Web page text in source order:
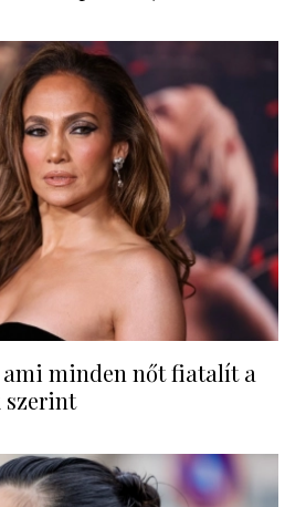
ami minden nőt fiatalít a
szerint